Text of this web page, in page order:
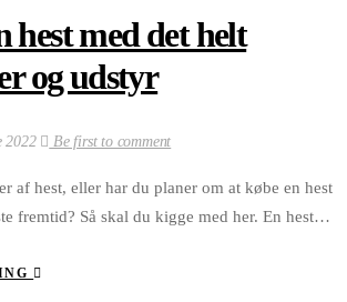
med det helt
og udstyr
2022 Be first to comment
af hest, eller har du planer om at købe en hest
fremtid? Så skal du kigge med her. En hest…